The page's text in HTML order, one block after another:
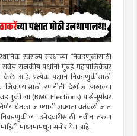
स्वराज्य संस्थांच्या निवडणुकींसाठी
राजकीय पक्षांनी मुंबई महापालिकेवर
आहे. प्रत्येक पक्षाने निवडणुकीसाठी
रणनीती देखील आखल्या
(BMC Elections) पार्श्वभूमीवर
घेतला जाण्याची शक्यता वर्तवली जात
उमेदवारीसाठी नवीन तरुण
माध्यमांमधून समोर येत आहे.